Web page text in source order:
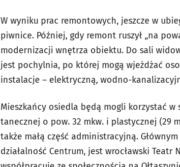
W wyniku prac remontowych, jeszcze w
piwnice. Później, gdy remont ruszył „na
modernizacji wnętrza obiektu. Do sali
jest pochylnia, po której mogą wjeżdżać
instalacje – elektryczną, wodno-
Mieszkańcy osiedla będą mogli korzystać
tanecznej o pow. 32 mkw. i plastycznej (29
także małą część administracyjną.
działalność Centrum, jest wrocławski Teatr